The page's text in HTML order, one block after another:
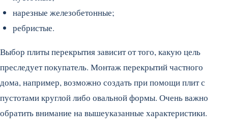
нарезные железобетонные;
ребристые.
Выбор плиты перекрытия зависит от того, какую цель
преследует покупатель. Монтаж перекрытий частного
дома, например, возможно создать при помощи плит с
пустотами круглой либо овальной формы. Очень важно
обратить внимание на вышеуказанные характеристики.